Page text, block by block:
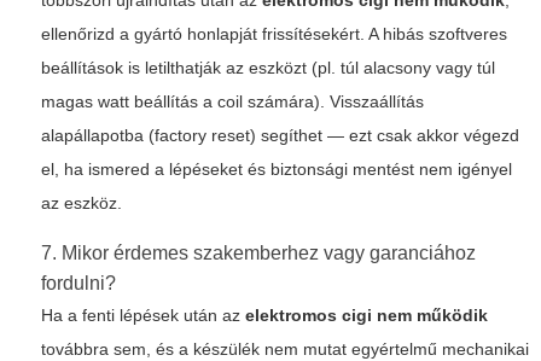
ellenőrizd a gyártó honlapját frissítésekért. A hibás szoftveres
beállítások is letilthatják az eszközt (pl. túl alacsony vagy túl
magas watt beállítás a coil számára). Visszaállítás
alapállapotba (factory reset) segíthet — ezt csak akkor végezd
el, ha ismered a lépéseket és biztonsági mentést nem igényel
az eszköz.
7. Mikor érdemes szakemberhez vagy garanciához
fordulni?
Ha a fenti lépések után az elektromos cigi nem működik
továbbra sem, és a készülék nem mutat egyértelmű mechanikai